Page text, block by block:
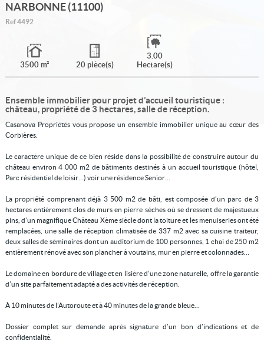
NARBONNE (11100)
Ref4492
3500 m² 20 pièce(s)
3.00
Hectare(s)
Ensemble immobilier pour projet d’accueil touristique :
château, propriété de 3 hectares, salle de réception.
Casanova Propriétés vous propose un ensemble immobilier unique au cœur des
Corbières.
Le caractère unique de ce bien réside dans la possibilité de construire autour du
château environ 4 000 m2 de bâtiments destinés à un accueil touristique (hôtel,
Parc résidentiel de loisir…) voir une résidence Senior…
La propriété comprenant déjà 3 500 m2 de bâti, est composée d’un parc de 3
hectares entièrement clos de murs en pierre sèches où se dressent de majestueux
pins, d’un magnifique Château Xème siècle dont la toiture et les menuiseries ont été
remplacées, une salle de réception climatisée de 337 m2 avec sa cuisine traiteur,
deux salles de séminaires dont un auditorium de 100 personnes, 1 chai de 250 m2
entièrement rénové avec son plancher à voutains, mur en pierre et colonnades…
Le domaine en bordure de village et en lisière d’une zone naturelle, offre la garantie
d’un site parfaitement adapté a des activités de réception.
À 10 minutes de l’Autoroute et à 40 minutes de la grande bleue…
Dossier complet sur demande après signature d’un bon d’indications et de
confidentialité.